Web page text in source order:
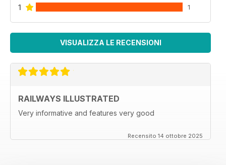
1 1
VISUALIZZA LE RECENSIONI
RAILWAYS ILLUSTRATED
Very informative and features very good
Recensito 14 ottobre 2025